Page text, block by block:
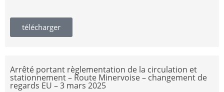
télécharger
Arrêté portant règlementation de la circulation et
stationnement – Route Minervoise – changement de
regards EU – 3 mars 2025